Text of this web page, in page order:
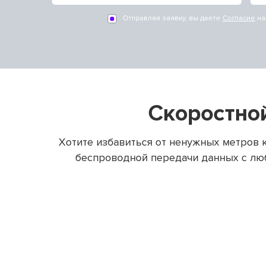
Отправляя заявку, вы даете Согласие
Хотите избавиться от ненужных
беспроводной передачи данных с